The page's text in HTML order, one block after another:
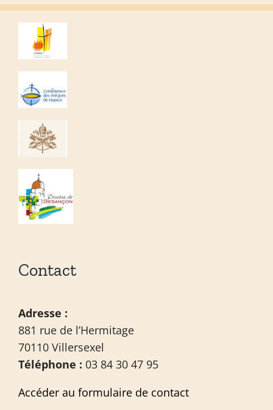
Contact
Adresse :
881 rue de l’Hermitage
70110 Villersexel
Téléphone : 03 84 30 47 95
Accéder au formulaire de contact